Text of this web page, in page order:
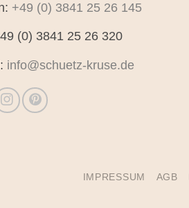
+49 (0) 3841 25 26 145
(0) 3841 25 26 320
info@schuetz-kruse.de
IMPRESSUM AGB